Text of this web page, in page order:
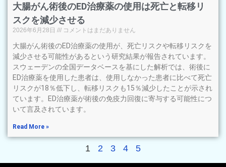
大腸がん術後のED治療薬の使用は死亡と転移リ
スクを減少させる
2026年6月28日 コメントはまだありません
大腸がん術後のED治療薬の使用が、死亡リスクや転移リスクを
減少させる可能性があるという研究結果が報告されています。
スウェーデンの全国データベースを基にした解析では、術後に
ED治療薬を使用した患者は、使用しなかった患者に比べて死亡
リスクが18％低下し、転移リスクも15％減少したことが示され
ています。ED治療薬が術後の免疫力回復に寄与する可能性につ
いて言及されています。
Read More »
1 2 3 4 5